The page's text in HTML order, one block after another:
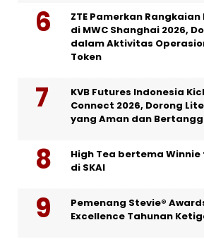
ZTE Pamerkan
di MWC Shanghai 2026,
dalam Aktivitas
Token
KVB Futures Indonesia
Connect 2026, Dorong
yang Aman dan
High Tea bertema Winnie
di SKAI
Pemenang Stevie®
Excellence Tahunan